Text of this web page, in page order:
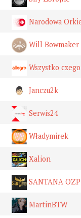
Narodowa
Will Bowmaker
Wszystko
Janczu2k
Serwis24
Władymirek
Xalion
SANTANA
MartinBTW